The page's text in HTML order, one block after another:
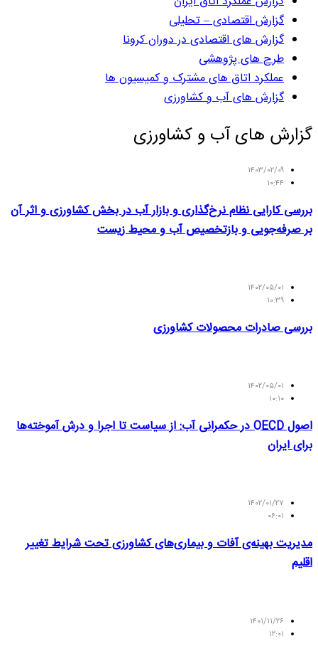
گزارش اقتصادی – تحلیلی
گزارش های اقتصادی در دوران کرونا
طرح های پژوهشی
عملکرد اتاق های مشترک و کمیسیون ها
گزارش های آب و کشاورزی
گزارش های آب و کشاورزی
۱۴۰۳/۰۲/۰۹
۱۰:۴۴
بررسی کارایی نظام نرخ‌گذاری و بازار آب در بخش کشاورزی و اثر آن
بر صرفه‌جویی و بازتخصیص آب و محیط زیست
۱۴۰۲/۰۵/۰۱
۱۰:۳۹
بررسی صادرات محصولات کشاورزی
۱۴۰۲/۰۵/۰۱
۱۰:۱۰
اصول OECD در حکمرانی آب: از سیاست تا اجرا و درش آموخته‌ها
برای ایران
۱۴۰۲/۰۱/۲۷
۰۶:۰۱
مدیریت بهینه‌ی آفات و بیماری‌های کشاورزی تحت شرایط تغییر
اقلیم
۱۴۰۱/۱۱/۲۶
۱۲:۰۱